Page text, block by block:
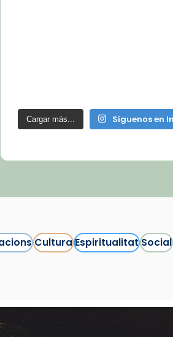
Cargar más... Síguenos en
CulturaEspiritualitatSocial